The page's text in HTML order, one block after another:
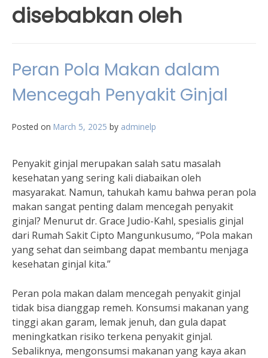
disebabkan oleh
Peran Pola Makan dalam
Mencegah Penyakit Ginjal
Posted on March 5, 2025 by adminelp
Penyakit ginjal merupakan salah satu masalah
kesehatan yang sering kali diabaikan oleh
masyarakat. Namun, tahukah kamu bahwa peran pola
makan sangat penting dalam mencegah penyakit
ginjal? Menurut dr. Grace Judio-Kahl, spesialis ginjal
dari Rumah Sakit Cipto Mangunkusumo, “Pola makan
yang sehat dan seimbang dapat membantu menjaga
kesehatan ginjal kita.”
Peran pola makan dalam mencegah penyakit ginjal
tidak bisa dianggap remeh. Konsumsi makanan yang
tinggi akan garam, lemak jenuh, dan gula dapat
meningkatkan risiko terkena penyakit ginjal.
Sebaliknya, mengonsumsi makanan yang kaya akan